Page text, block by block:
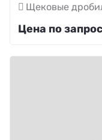
Щековые
Цена по